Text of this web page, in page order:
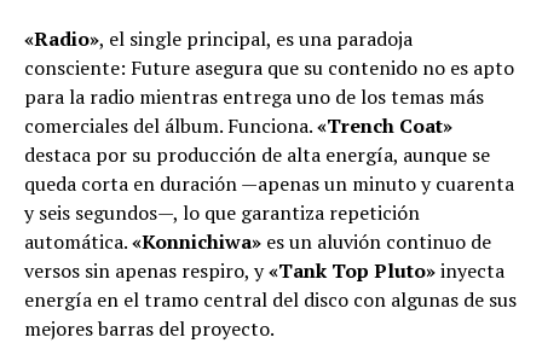
«Radio», el single principal, es una paradoja
consciente: Future asegura que su contenido no es apto
para la radio mientras entrega uno de los temas más
comerciales del álbum. Funciona.«Trench Coat»
destaca por su producción de alta energía, aunque se
queda corta en duración —apenas un minuto y cuarenta
y seis segundos—, lo que garantiza repetición
automática.«Konnichiwa» es un aluvión continuo de
versos sin apenas respiro, y«Tank Top Pluto»inyecta
energía en el tramo central del disco con algunas de sus
mejores barras del proyecto.